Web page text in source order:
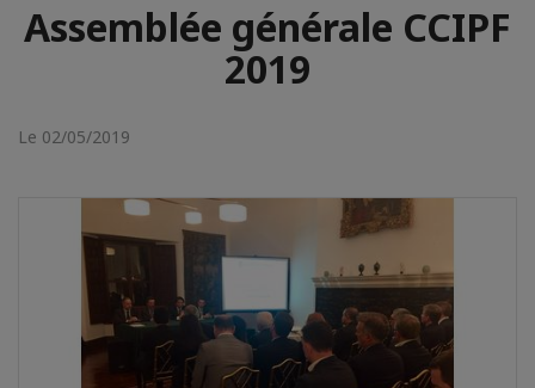
Assemblée générale CCIPF
2019
Le 02/05/2019